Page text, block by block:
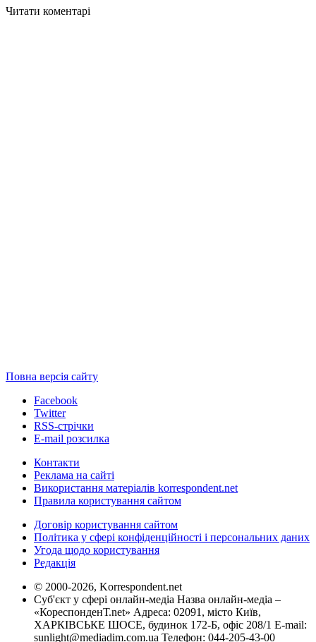
Читати коментарі
Повна версія сайту
Facebook
Twitter
RSS-стрічки
E-mail розсилка
Контакти
Реклама на сайті
Використання матеріалів korrespondent.net
Правила користування сайтом
Договір користування сайтом
Політика у сфері конфіденційності і персональних даних
Угода щодо користування
Редакція
© 2000-2026, Korrespondent.net
Суб'єкт у сфері онлайн-медіа Назва онлайн-медіа –
«КореспонденТ.net» Адреса: 02091, місто Київ,
ХАРКІВСЬКЕ ШОСЕ, будинок 172-Б, офіс 208/1 E-mail:
sunlight@mediadim.com.ua Телефон: 044-205-43-00